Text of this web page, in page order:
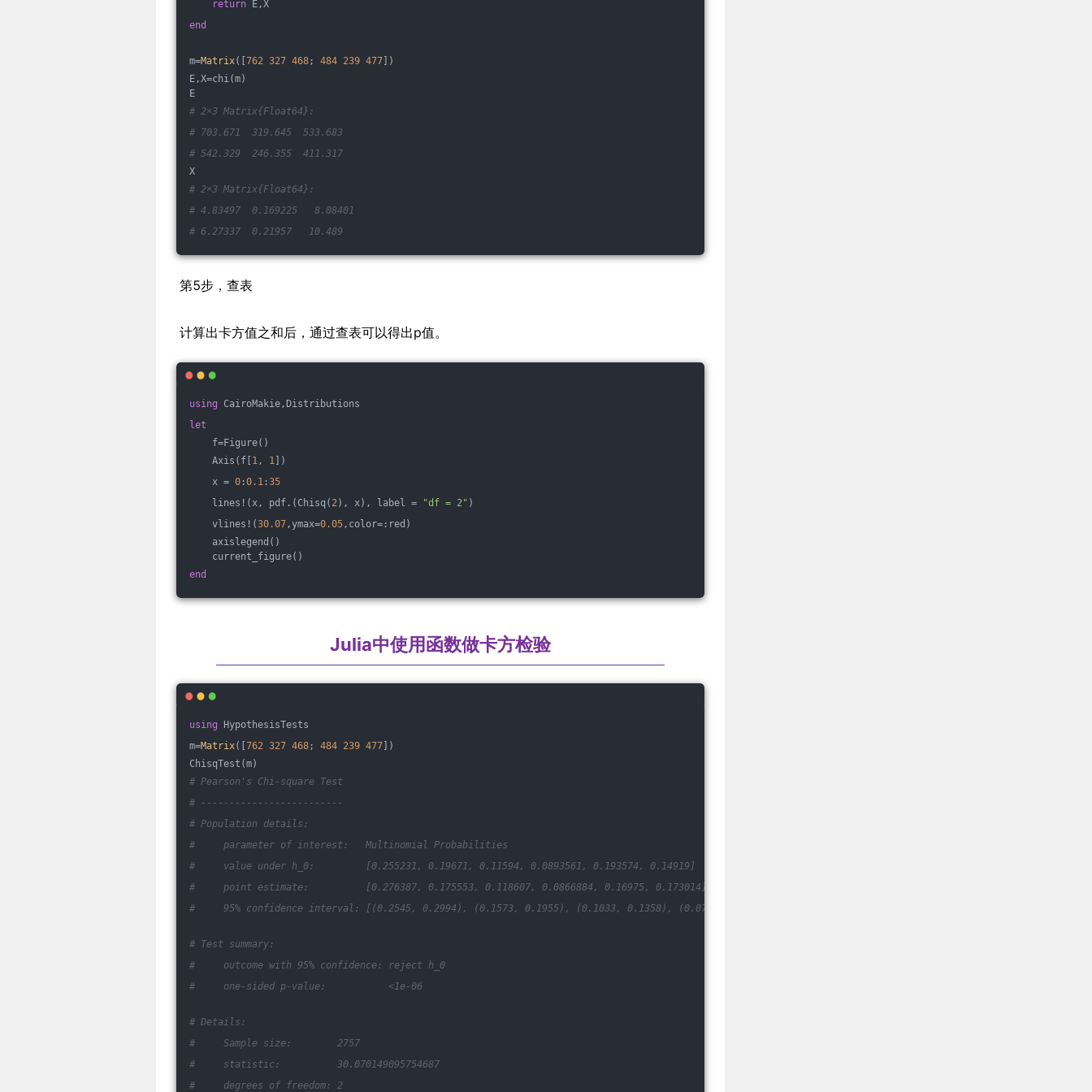
return E,X
end
m=Matrix([ 762 327 468; 484 239 477 ])
E,X=chi(m)
E
# 2×3 Matrix{Float64}:
# 703.671  319.645  533.683
# 542.329  246.355  411.317
X
# 2×3 Matrix{Float64}:
# 4.83497  0.169225   8.08401
# 6.27337  0.21957   10.489
第5步，查表
计算出卡方值之和后，通过查表可以得出p值。
using CairoMakie,Distributions
let
f=Figure()
Axis(f[ 1, 1 ])
x = 0 :0.1 :35
lines!(x, pdf.(Chisq( 2), x), label = "df = 2" )
vlines!(30.07,ymax=0.05,color=:red)
axislegend()
current_figure()
end
Julia中使用函数做卡方检验
using HypothesisTests
m=Matrix([ 762 327 468; 484 239 477 ])
ChisqTest(m)
# Pearson's Chi-square Test
# -------------------------
# Population details:
#     parameter of interest:   Multinomial Probabilities
#     value under h_0:         [0.255231, 0.19671, 0.11594, 0.0893561, 0.193574, 0.14919]
#     point estimate:          [0.276387, 0.175553, 0.118607, 0.0866884, 0.16975, 0.173014]
#     95% confidence interval: [(0.2545, 0.2994), (0.1573, 0.1955), (0.1033, 0.1358), (0.07357, 0.1019), (0.1517, 0.1894), (0.1548, 0.1928)]
# Test summary:
#     outcome with 95% confidence: reject h_0
#     one-sided p-value:           <1e-06
# Details:
#     Sample size:        2757
#     statistic:          30.070149095754687
#     degrees of freedom: 2